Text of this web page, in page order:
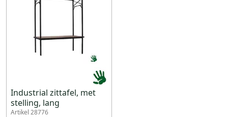
Industrial zittafel, met
stelling, lang
Artikel 28776